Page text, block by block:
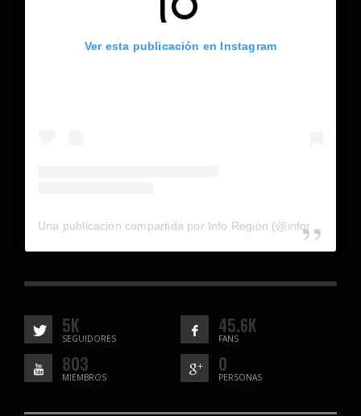
Ver esta publicación en Instagram
5K
SEGUIDORES
45.6K
FANS
803
MIEMBROS
0
PERSONAS